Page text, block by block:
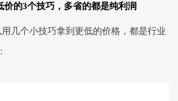
价的3个技巧，多省的都是纯利润
几个小技巧拿到更低的价格，都是行业